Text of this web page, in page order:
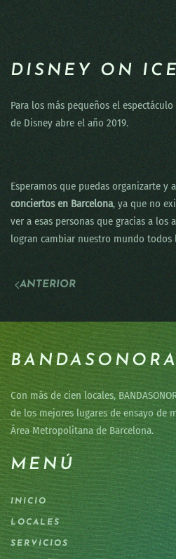
DISNEY ON ICE
Para los más pequeños el
de Disney abre el año 2019.
Esperamos que puedas organizarte y
conciertos en Barcelona, ya que no
ver a esas personas que gracias a los
logran cambiar nuestro mundo todos
ANTERIOR
Con más de cien locales,
de los mejores lugares de ensayo de
Área Metropolitana de Barcelona.
MENÚ
INICIO
LOCALES
SERVICIOS